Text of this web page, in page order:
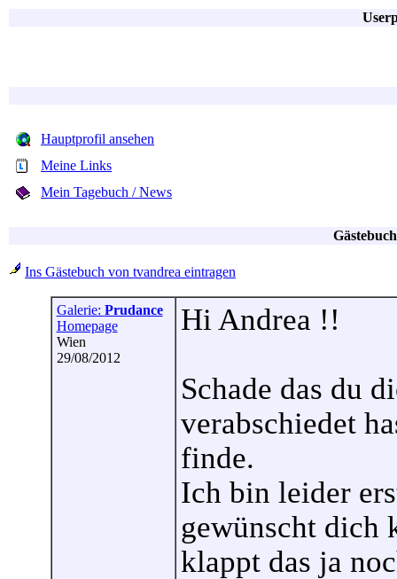
Hauptprofil ansehen
Meine Links
Mein Tagebuch / News
Ins Gästebuch von tvandrea eintragen
Galerie: Prudance
Homepage
Wien
29/08/2012
Hi Andrea !!
Schade das du
verabschiedet
finde.
Ich bin leider
gewünscht dich
klappt das ja